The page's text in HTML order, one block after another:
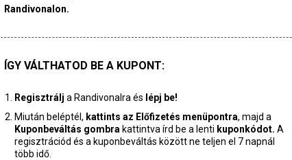
Randivonalon.
ÍGY VÁLTHATOD BE A KUPONT:
Regisztrálj a Randivonalra és lépj be!
Miután beléptél, kattints az Előfizetés menüpontra, majd a
Kuponbeváltás gombra kattintva írd be a lenti kuponkódot. A
regisztrációd és a kuponbeváltás között ne teljen el 7 napnál
több idő.